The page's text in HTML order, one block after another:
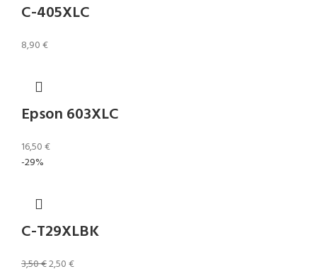
C-405XLC
8,90€
Epson 603XLC
16,50€
-29%
C-T29XLBK
3,50€2,50€